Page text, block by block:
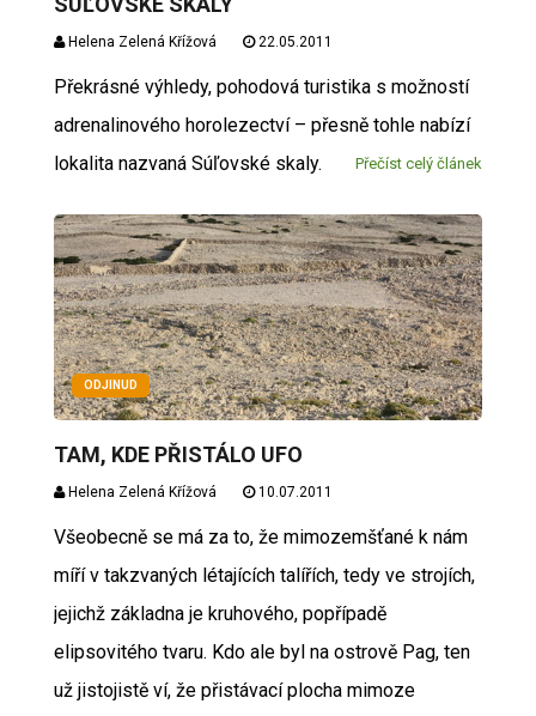
Helena Zelená Křížová 22.05.2011
Překrásné výhledy, pohodová turistika s možností
adrenalinového horolezectví – přesně tohle nabízí
lokalita nazvaná Súľovské skaly.
Přečíst celý článek
ODJINUD
TAM, KDE PŘISTÁLO UFO
Helena Zelená Křížová 10.07.2011
Všeobecně se má za to, že mimozemšťané k nám
míří v takzvaných létajících talířích, tedy ve strojích,
jejichž základna je kruhového, popřípadě
elipsovitého tvaru. Kdo ale byl na ostrově Pag, ten
už jistojistě ví, že přistávací plocha mimoze